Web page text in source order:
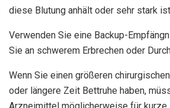
diese Blutung anhält oder sehr stark
Verwenden Sie eine Backup-
Sie an schwerem Erbrechen oder
Wenn Sie einen größeren
oder längere Zeit Bettruhe haben,
Arzneimittel möglicherweise für